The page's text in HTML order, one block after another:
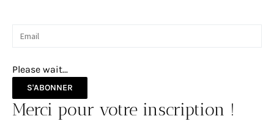
Please wait...
S'ABONNER
Merci pour votre inscription !